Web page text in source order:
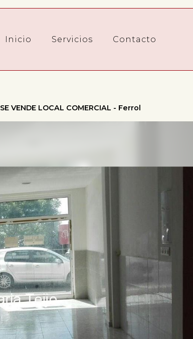
Inicio Servicios Contacto
SE VENDE LOCAL COMERCIAL - Ferrol